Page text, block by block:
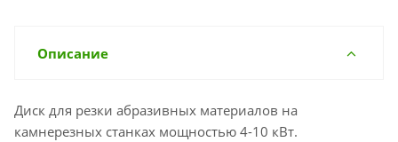
Описание
Диск для резки абразивных материалов на
камнерезных станках мощностью 4-10 кВт.